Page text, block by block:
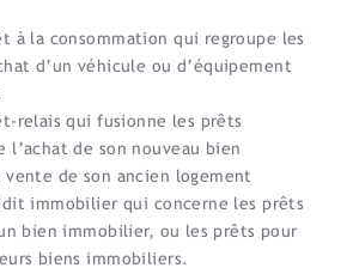
à la consommation qui regroupe les
d’un véhicule ou d’équipement
relais qui fusionne les prêts
l’achat de son nouveau bien
de son ancien logement
immobilier qui concerne les prêts
bien immobilier, ou les prêts pour
biens immobiliers.